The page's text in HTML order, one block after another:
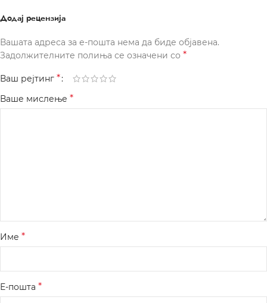
Додај рецензија
Вашата адреса за е-пошта нема да биде објавена.
Задолжителните полиња се означени со *
Ваш рејтинг *
Ваше мислење *
Име *
Е-пошта *